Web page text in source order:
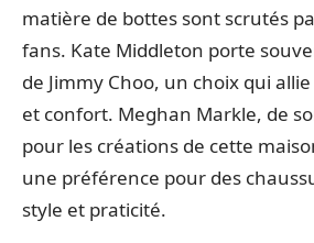
matière de bottes sont scrutés
fans. Kate Middleton porte
de Jimmy Choo, un choix qui
et confort. Meghan Markle, de
pour les créations de cette
une préférence pour des
style et praticité.